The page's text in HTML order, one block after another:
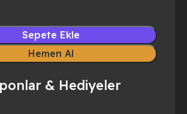
Sepete Ekle
Hemen Al
& Hediyeler